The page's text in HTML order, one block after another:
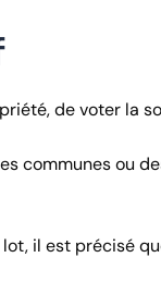
de voter la
communes ou
lot, il est précisé